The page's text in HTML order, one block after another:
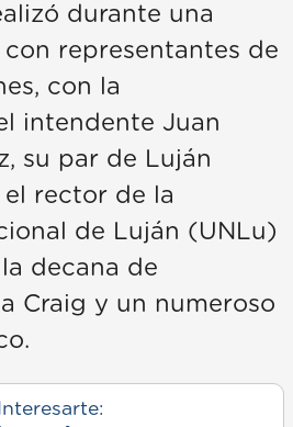
durante una
representantes de
con la
intendente Juan
su par de Luján
rector de la
de Luján (UNLu)
decana de
Craig y un numeroso